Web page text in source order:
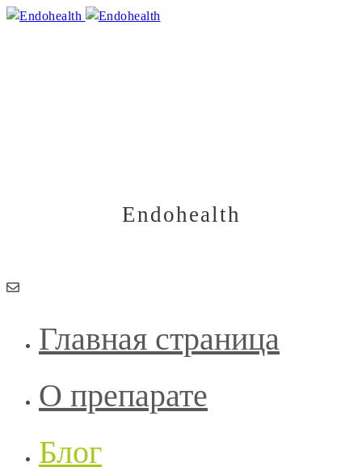
Endohealth
Главная страница
О препарате
Блог